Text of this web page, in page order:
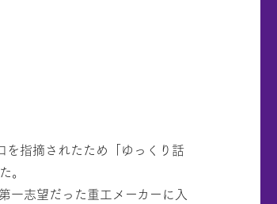
を指摘されたため「ゆっくり話
。
一志望だった重工メーカーに入